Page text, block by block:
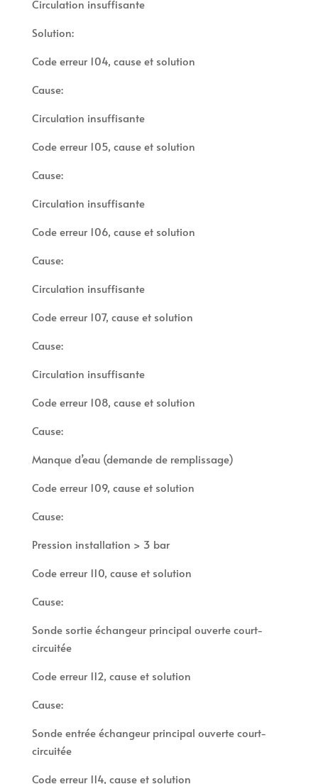
Circulation insuffisante
Solution:
Code erreur 104, cause et solution
Cause:
Circulation insuffisante
Code erreur 105, cause et solution
Cause:
Circulation insuffisante
Code erreur 106, cause et solution
Cause:
Circulation insuffisante
Code erreur 107, cause et solution
Cause:
Circulation insuffisante
Code erreur 108, cause et solution
Cause:
Manque d’eau (demande de remplissage)
Code erreur 109, cause et solution
Cause:
Pression installation > 3 bar
Code erreur 110, cause et solution
Cause:
Sonde sortie échangeur principal ouverte court-
circuitée
Code erreur 112, cause et solution
Cause:
Sonde entrée échangeur principal ouverte court-
circuitée
Code erreur 114, cause et solution